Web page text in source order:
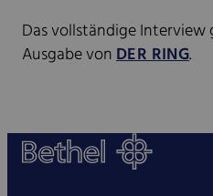
Das vollständige Interview
Ausgabe vonDER RING.